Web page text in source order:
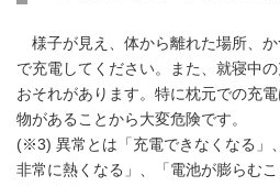
様子が見え、体から離れた場所、
で充電してください。また、就寝中
おそれがあります。特に枕元での充
物があることから大変危険です。
(※3) 異常とは「充電できなくなる」
非常に熱くなる」、「電池が膨らむ